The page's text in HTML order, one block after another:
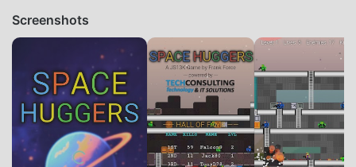
Screenshots